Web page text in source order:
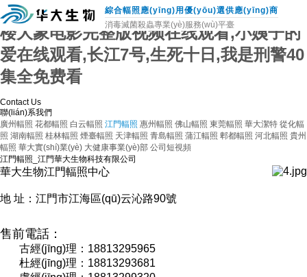
犯罪现场调查第四季,juliaann疯狂作爱,顶
楼大象电影完整版视频在线观看,小姨子的
爱在线观看,长江7号,生死十日,我是刑警40
集全免费看
綜合輻照應(yīng)用優(yōu)選供應(yīng)商
消毒滅菌殺蟲專業(yè)服務(wù)平臺
Contact Us
聯(lián)系我們
廣州輻照 花都輻照 白云輻照 江門輻照 惠州輻照 佛山輻照 東莞輻照 華大潔特 從化輻
照 湖南輻照 桂林輻照 煙臺輻照 天津輻照 青島輻照 蒲江輻照 郫都輻照 河北輻照 貴州
輻照 華大實(shí)業(yè) 大健康事業(yè)部 公司短視頻
江門輻照_江門華大生物科技有限公司
華大生物江門輻照中心
地 址：江門市江海區(qū)云沁路90號
售前電話：
古經(jīng)理：18813295965
杜經(jīng)理：18813293681